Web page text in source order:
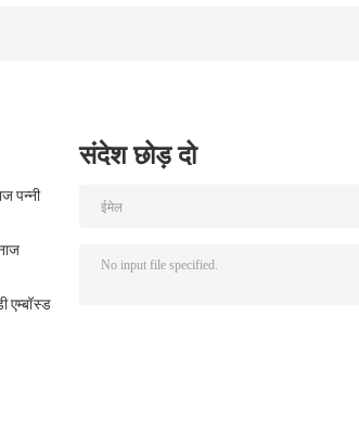
पन्नी
एम्बॉस्ड
संदेश छोड़ दो